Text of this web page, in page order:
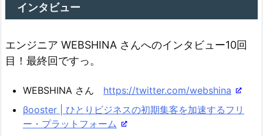
インタビュー
エンジニア WEBSHINA さんへのインタビュー10回
目！最終回ですっ。
WEBSHINA さん https://twitter.com/webshina
βooster | ひとりビジネスの初期集客を加速するフリ
ー・プラットフォーム